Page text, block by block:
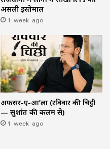
असली इस्तेमाल
1 week ago
अफ़सर-ए-आ’ला (रविवार की चिट्ठी
— सुशांत की कलम से)
1 week ago